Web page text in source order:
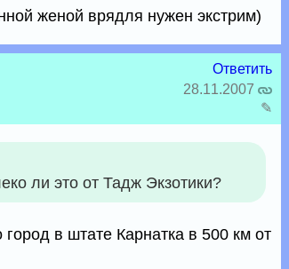
женой врядля нужен экстрим)
Ответить
28.11.2007
✎
ли это от Тадж Экзотики?
в штате Карнатка в 500 км от